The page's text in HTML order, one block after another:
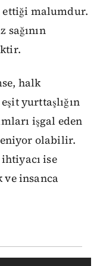
ettiği malumdur.
sağının
halk
yurttaşlığın
işgal eden
olabilir.
ise
ve insanca